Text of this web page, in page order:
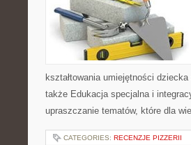
kształtowania umiejętności
także Edukacja specjalna i
upraszczanie tematów, które dla
CATEGORIES: RECENZJE PIZZERII